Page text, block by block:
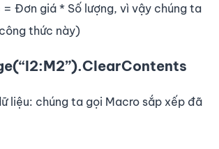
Đơn giá * Số lượng, vì vậy chúng ta
thức này)
liệu: chúng ta gọi Macro sắp xếp đã